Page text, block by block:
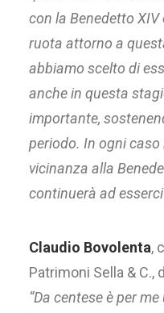
con la Benedetto
ruota attorno a
abbiamo scelto di
anche in questa
importante,
periodo. In ogni caso
vicinanza alla
continuerà ad
Claudio Bovolenta,
Patrimoni Sella & C.,
“Da centese è per